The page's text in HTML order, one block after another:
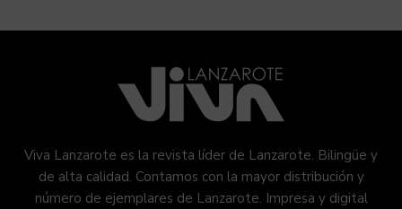
Viva Lanzarote es la revista líder de Lanzarote. Bilingüe y
de alta calidad. Contamos con la mayor distribución y
número de ejemplares de Lanzarote. Impresa y digital